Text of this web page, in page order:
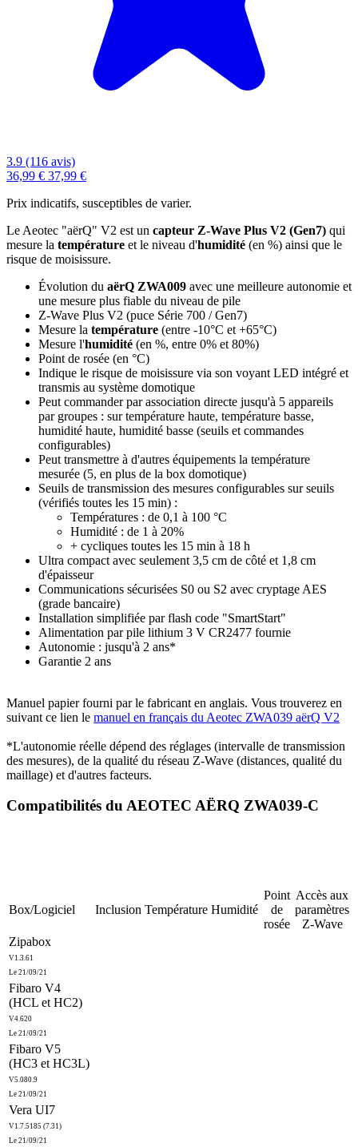
3.9 (116 avis)
36,99 € 37,99 €
Prix indicatifs, susceptibles de varier.
Le Aeotec "aërQ" V2 est un capteur Z-Wave Plus V2 (Gen7) qui
mesure la température et le niveau d'humidité (en %) ainsi que le
risque de moisissure.
Évolution du aërQ ZWA009 avec une meilleure autonomie et
une mesure plus fiable du niveau de pile
Z-Wave Plus V2 (puce Série 700 / Gen7)
Mesure la température (entre -10°C et +65°C)
Mesure l'humidité (en %, entre 0% et 80%)
Point de rosée (en °C)
Indique le risque de moisissure via son voyant LED intégré et
transmis au système domotique
Peut commander par association directe jusqu'à 5 appareils
par groupes : sur température haute, température basse,
humidité haute, humidité basse (seuils et commandes
configurables)
Peut transmettre à d'autres équipements la température
mesurée (5, en plus de la box domotique)
Seuils de transmission des mesures configurables sur seuils
(vérifiés toutes les 15 min) :
Températures : de 0,1 à 100 °C
Humidité : de 1 à 20%
+ cycliques toutes les 15 min à 18 h
Ultra compact avec seulement 3,5 cm de côté et 1,8 cm
d'épaisseur
Communications sécurisées S0 ou S2 avec cryptage AES
(grade bancaire)
Installation simplifiée par flash code "SmartStart"
Alimentation par pile lithium 3 V CR2477 fournie
Autonomie : jusqu'à 2 ans*
Garantie 2 ans
Manuel papier fourni par le fabricant en anglais. Vous trouverez en
suivant ce lien le manuel en français du Aeotec ZWA039 aërQ V2
*L'autonomie réelle dépend des réglages (intervalle de transmission
des mesures), de la qualité du réseau Z-Wave (distances, qualité du
maillage) et d'autres facteurs.
Compatibilités du AEOTEC AËRQ ZWA039-C
Box/Logiciel Inclusion Température Humidité
Point
de
rosée
Accès aux
paramètres
Z-Wave
Zipabox
V1.3.61
Le 21/09/21
Fibaro V4
(HCL et HC2)
V4.620
Le 21/09/21
Fibaro V5
(HC3 et HC3L)
V5.080.9
Le 21/09/21
Vera UI7
V1.7.5185 (7.31)
Le 21/09/21